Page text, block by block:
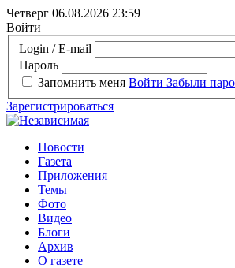
Четверг 06.08.2026 23:59
Войти
Login / E-mail
Пароль
Запомнить меня Войти Забыли
Зарегистрироваться
Новости
Газета
Приложения
Темы
Фото
Видео
Блоги
Архив
О газете